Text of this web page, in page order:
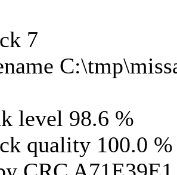
7
level 98.6 %
quality 100.0 %